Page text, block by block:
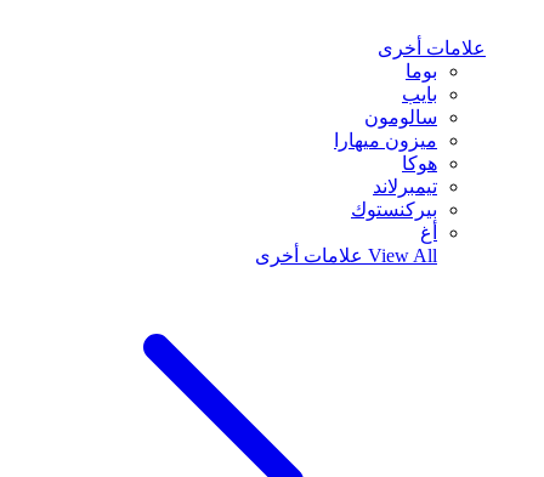
علامات أخرى
بوما
بايب
سالومون
ميزون ميهارا
هوكا
تيمبرلاند
بيركنستوك
أغ
View All علامات أخرى